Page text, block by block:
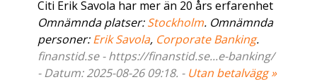
Citi Erik Savola har mer än 20 års erfarenhet
Omnämnda platser:Stockholm. Omnämnda
personer:Erik Savola, Corporate Banking.
finanstid.se - https://finanstid.se...e-banking/
- Datum: 2025-08-26 09:18. - Utan betalvägg »